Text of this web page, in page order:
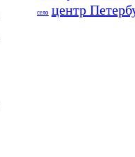
село центр